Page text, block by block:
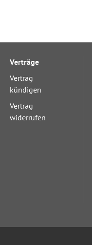
Verträge
Vertrag
kündigen
Vertrag
widerrufen